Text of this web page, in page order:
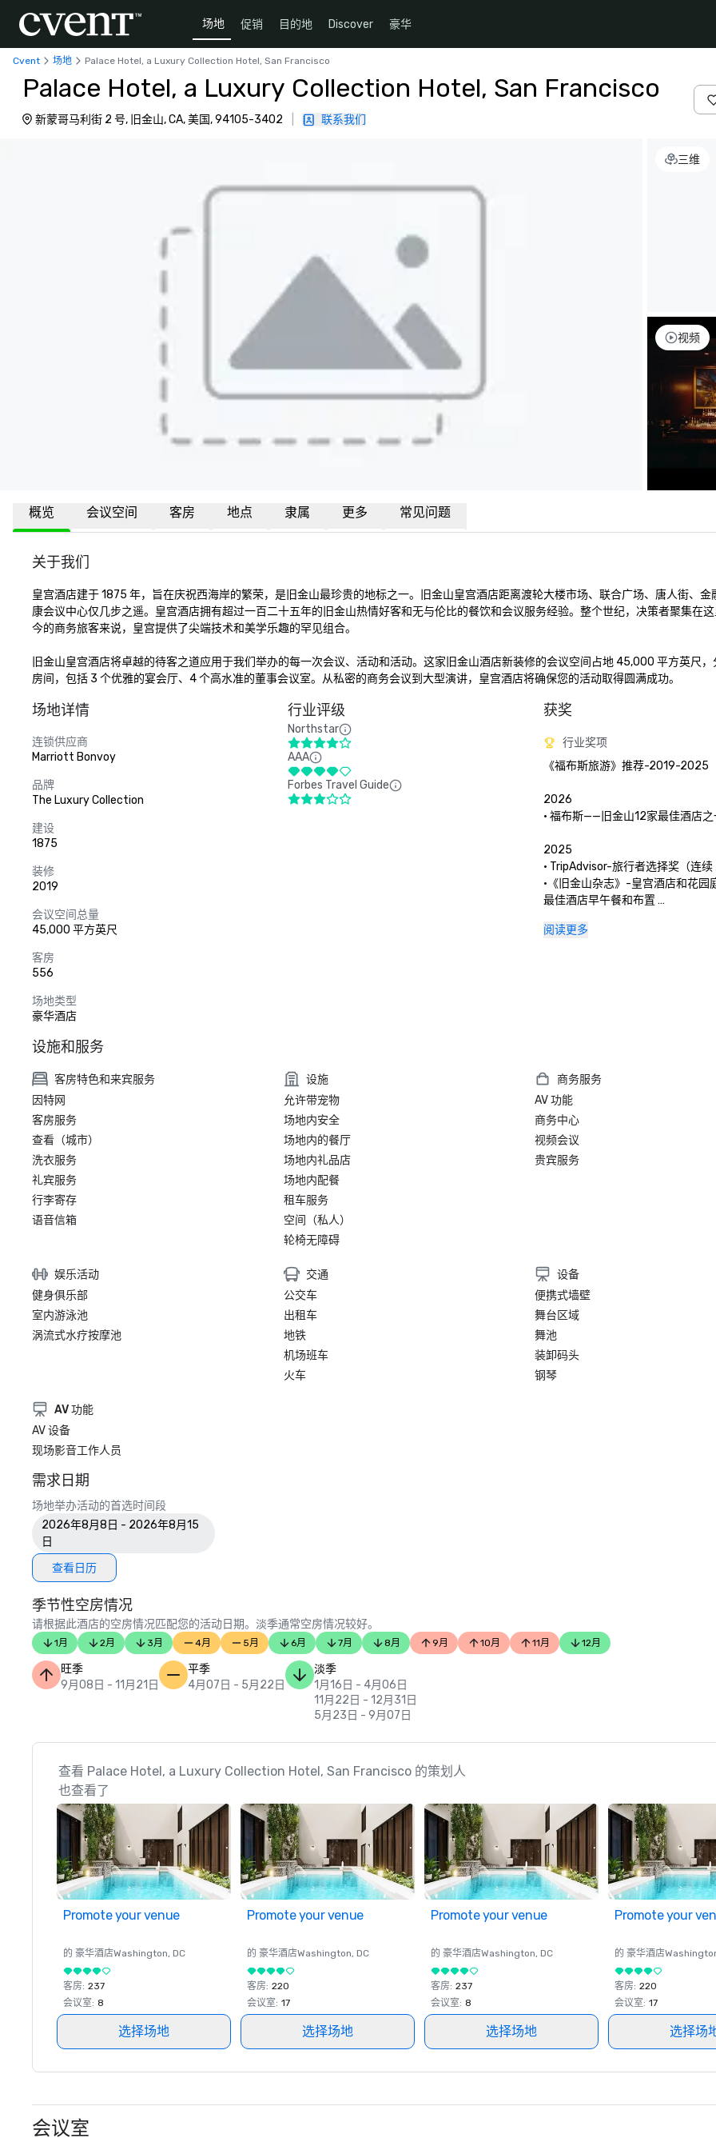
场地 促销 目的地 Discover 豪华
Cvent 场地 Palace Hotel, a Luxury Collection Hotel, San Francisco
Palace Hotel, a Luxury Collection Hotel, San Francisco
新蒙哥马利街 2 号, 旧金山, CA, 美国, 94105-3402 联系我们
三维
视频
概览 会议空间 客房 地点 隶属 更多 常见问题
关于我们
皇宫酒店建于 1875 年，旨在庆祝西海岸的繁荣，是旧金山最珍贵的地标之一。旧金山皇宫酒店距离渡轮大楼市场、联合广场、唐人街、金
康会议中心仅几步之遥。皇宫酒店拥有超过一百二十五年的旧金山热情好客和无与伦比的餐饮和会议服务经验。整个世纪，决策者聚集在
今的商务旅客来说，皇宫提供了尖端技术和美学乐趣的罕见组合。
旧金山皇宫酒店将卓越的待客之道应用于我们举办的每一次会议、活动和活动。这家旧金山酒店新装修的会议空间占地 45,000 平方英尺
房间，包括 3 个优雅的宴会厅、4 个高水准的董事会议室。从私密的商务会议到大型演讲，皇宫酒店将确保您的活动取得圆满成功。
场地详情
连锁供应商
Marriott Bonvoy
品牌
The Luxury Collection
建设
1875
装修
2019
会议空间总量
45,000 平方英尺
客房
556
场地类型
豪华酒店
行业评级
Northstar
AAA
Forbes Travel Guide
获奖
行业奖项
《福布斯旅游》推荐-2019-2025
2026
• 福布斯——旧金山12家最佳酒店之
2025
• TripAdvisor-旅行者选择奖（连续
•《旧金山杂志》-皇宫酒店和花园
最佳酒店早午餐和布置
最佳去处
• 旅行 + 休闲-旧金山最佳酒店-设施
店
•《福布斯旅行指南》——拥有难忘
的 15 家酒店之一
• SF Gate — 湾区最佳 — 5 家最佳
• OpenTable — 旧金山最漂亮的 12
• Timeout — 旧金山最好的豪华酒
2023
•《康德纳斯特旅行家》顶级酒店
•《旅行与休闲》杂志-旧金山最佳
阅读更多
设施和服务
客房特色和来宾服务
因特网
客房服务
查看（城市）
洗衣服务
礼宾服务
行李寄存
语音信箱
设施
允许带宠物
场地内安全
场地内的餐厅
场地内礼品店
场地内配餐
租车服务
空间（私人）
轮椅无障碍
商务服务
AV 功能
商务中心
视频会议
贵宾服务
娱乐活动
健身俱乐部
室内游泳池
涡流式水疗按摩池
交通
公交车
出租车
地铁
机场班车
火车
设备
便携式墙壁
舞台区域
舞池
装卸码头
钢琴
AV 功能
AV 设备
现场影音工作人员
需求日期
场地举办活动的首选时间段
2026年8月8日 - 2026年8月15
日
查看日历
季节性空房情况
请根据此酒店的空房情况匹配您的活动日期。淡季通常空房情况较好。
1月 2月 3月 4月 5月 6月 7月 8月 9月 10月 11月 12月
旺季
9月08日 - 11月21日
平季
4月07日 - 5月22日
淡季
1月16日 - 4月06日
11月22日 - 12月31日
5月23日 - 9月07日
查看 Palace Hotel, a Luxury Collection Hotel, San Francisco 的策划人
也查看了
Promote your venue
的 豪华酒店Washington, DC
客房: 237
会议室: 8
选择场地
Promote your venue
的 豪华酒店Washington, DC
客房: 220
会议室: 17
选择场地
Promote your venue
的 豪华酒店Washington, DC
客房: 237
会议室: 8
选择场地
Promote your
的 豪华酒店
客房: 220
会议室: 17
选择场
会议室